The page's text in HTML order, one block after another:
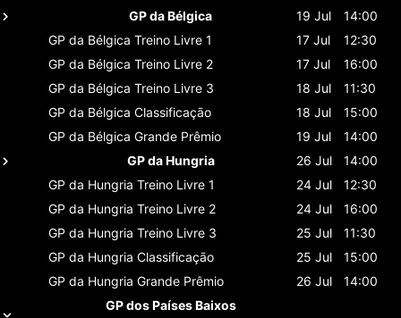
GP da Bélgica
19 Jul
14:00
GP da Bélgica Treino Livre 1 17 Jul
12:30
GP da Bélgica Treino Livre 2 17 Jul
16:00
GP da Bélgica Treino Livre 3 18 Jul
11:30
GP da Bélgica Classificaçāo 18 Jul
15:00
GP da Bélgica Grande Prêmio 19 Jul
14:00
GP da Hungria
26 Jul
14:00
GP da Hungria Treino Livre 1 24 Jul
12:30
GP da Hungria Treino Livre 2 24 Jul
16:00
GP da Hungria Treino Livre 3 25 Jul
11:30
GP da Hungria Classificaçāo 25 Jul
15:00
GP da Hungria Grande Prêmio 26 Jul
14:00
GP dos Países Baixos